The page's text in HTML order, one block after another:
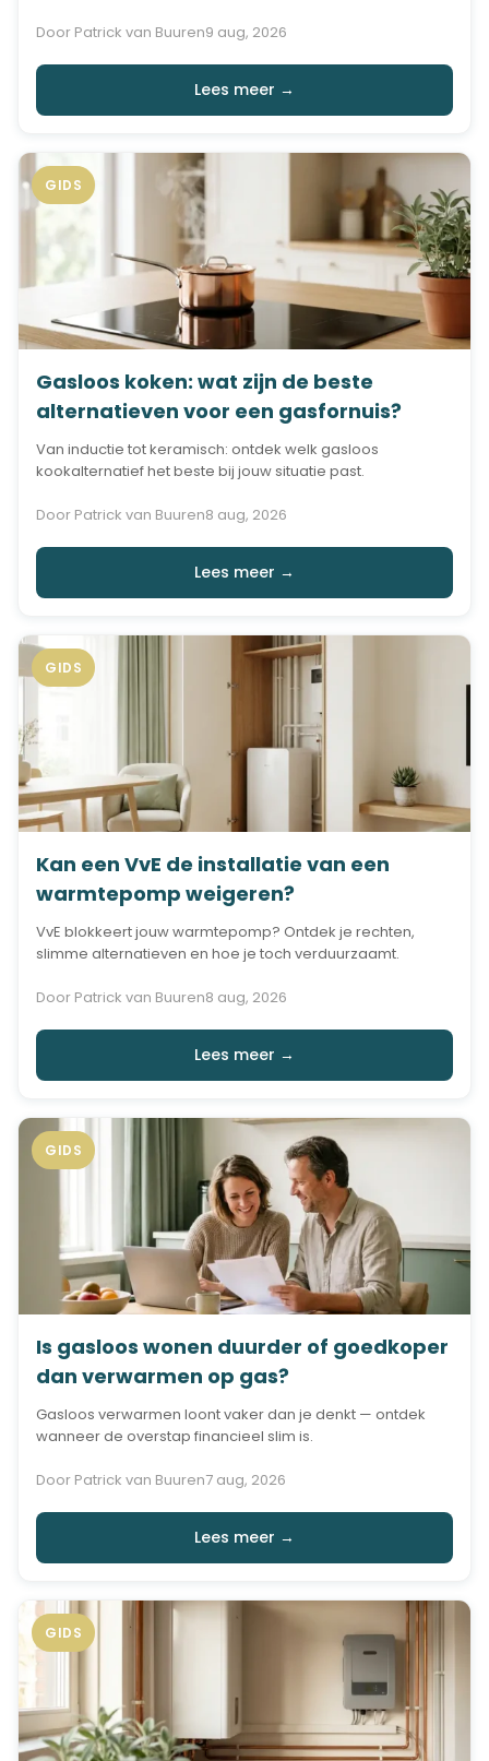
Door Patrick van Buuren9 aug, 2026
Lees meer →
GIDS
Gasloos koken: wat zijn de beste
alternatieven voor een gasfornuis?
Van inductie tot keramisch: ontdek welk gasloos
kookalternatief het beste bij jouw situatie past.
Door Patrick van Buuren8 aug, 2026
Lees meer →
GIDS
Kan een VvE de installatie van een
warmtepomp weigeren?
VvE blokkeert jouw warmtepomp? Ontdek je rechten,
slimme alternatieven en hoe je toch verduurzaamt.
Door Patrick van Buuren8 aug, 2026
Lees meer →
GIDS
Is gasloos wonen duurder of goedkoper
dan verwarmen op gas?
Gasloos verwarmen loont vaker dan je denkt — ontdek
wanneer de overstap financieel slim is.
Door Patrick van Buuren7 aug, 2026
Lees meer →
GIDS